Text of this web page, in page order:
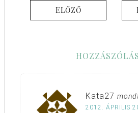
ELŐZŐ
Kata27
2012. ÁPRILIS